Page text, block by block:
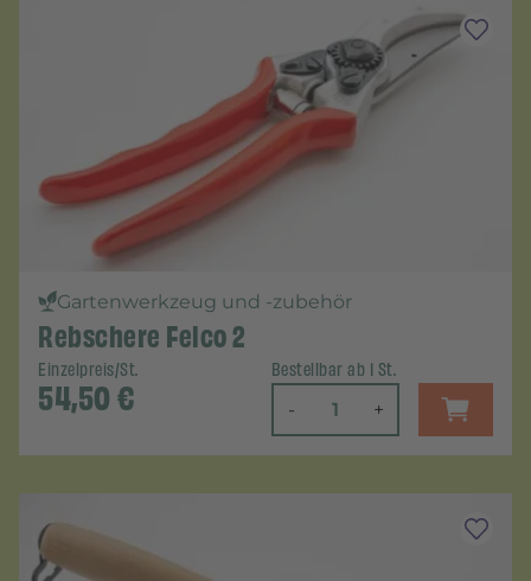
Gartenwerkzeug und -zubehör
Rebschere Felco 2
Einzelpreis/St.
54,50€
Bestellbar ab 1 St.
- +